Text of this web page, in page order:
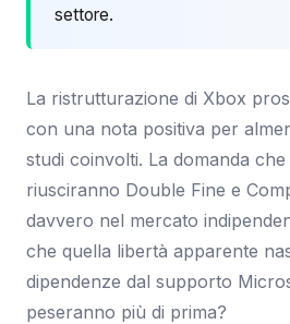
settore.
La ristrutturazione di Xbox
con una nota positiva per
studi coinvolti. La domanda
riusciranno Double Fine e
davvero nel mercato
che quella libertà apparente
dipendenze dal supporto
peseranno più di prima?